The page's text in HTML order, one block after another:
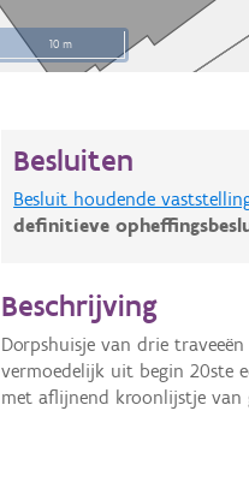
10 m
Besluiten
Besluit houdende
definitieve
Beschrijving
Dorpshuisje van drie
vermoedelijk uit begin 20ste
met aflijnend kroonlijstje van